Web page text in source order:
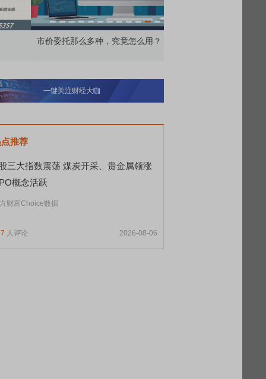
委托那么多种，究竟怎么用？
一键关注财经大咖
推荐
三大指数震荡 煤炭开采、贵金属领涨
概念活跃
财富Choice数据
人评论 2026-08-06